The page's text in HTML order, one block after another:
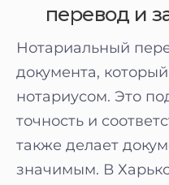
перевод и
Нотариальный
документа,
нотариусом. Это
точность и
также делает
значимым. В